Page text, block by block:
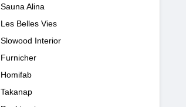
Sauna Alina
Les Belles Vies
Slowood Interior
Furnicher
Homifab
Takanap